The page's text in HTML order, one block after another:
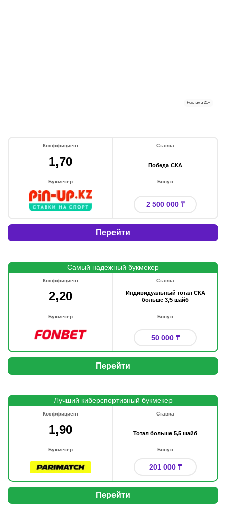
Реклама 21+
Коэффициент
1,70
Ставка
Победа СКА
Букмекер Бонус
2 500 000 ₸
Перейти
Самый надежный букмекер
Коэффициент
2,20
Ставка
Индивидуальный тотал СКА
больше 3,5 шайб
Букмекер Бонус
50 000 ₸
Перейти
Лучший киберспортивный букмекер
Коэффициент
1,90
Ставка
Тотал больше 5,5 шайб
Букмекер Бонус
201 000 ₸
Перейти